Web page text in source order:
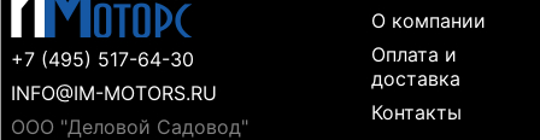
+7 (495) 517-64-30
INFO@IM-MOTORS.RU
ООО "Деловой Садовод"
О компании
Оплата и
доставка
Контакты